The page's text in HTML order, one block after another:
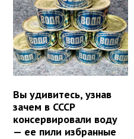
Вы удивитесь, узнав
зачем в СССР
консервировали воду
— ее пили избранные